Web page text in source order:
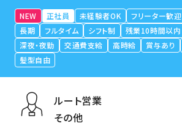
NEW 正社員 未経験者OK フリーター歓迎
長期
フルタイム シフト制
残業10時間以内
深夜・夜勤
交通費支給 高時給 賞与あり
髪型自由
ルート営業
その他